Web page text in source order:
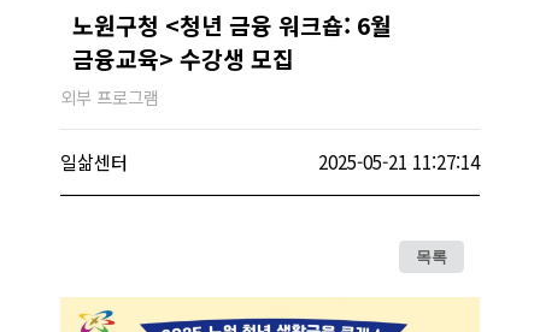
노원구청 <청년 금융 워크숍: 6월
금융교육> 수강생 모집
외부 프로그램
일삶센터 2025-05-21 11:27:14
목록